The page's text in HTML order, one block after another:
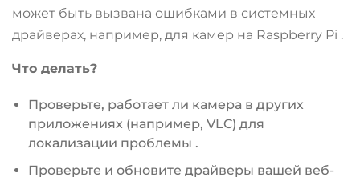
может быть вызвана ошибками в системных
драйверах, например, для камер на Raspberry Pi .
Что делать?
Проверьте, работает ли камера в других
приложениях (например, VLC) для
локализации проблемы .
Проверьте и обновите драйверы вашей веб-